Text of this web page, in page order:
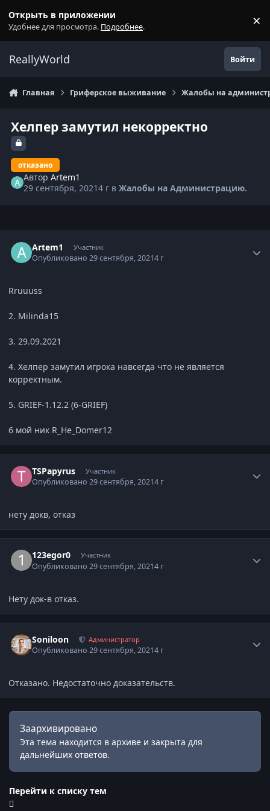
Открыть в приложении
Удобнее для просмотра. Подробнее. ×
ReallyWorld Войти
Главная Гриферское выживание Жалобы на
Хелпер замутил некорректно
отказано
АвторArtem1
29 сентября, 20214 г вЖалобы на Администрацию.
Artem1 Участник
Опубликовано29 сентября, 20214 г
Rruuuss
2. Milinda15
3. 29.09.2021
4. Хелпер замутил игрока навсегда что не является
корректным.
5. GRIEF-1.12.2 (6-GRIEF)
6 мой ник R_He_Domer12
TSPapyrus Участник
Опубликовано29 сентября, 20214 г
нету докв, отказ
123egor0 Участник
Опубликовано29 сентября, 20214 г
Нету док-в отказ.
Soniloon Администратор
Опубликовано29 сентября, 20214 г
Отказано. Недостаточно доказательств.
Заархивировано
Эта тема находится в архиве и закрыта для
дальнейших ответов.
Перейти к списку тем